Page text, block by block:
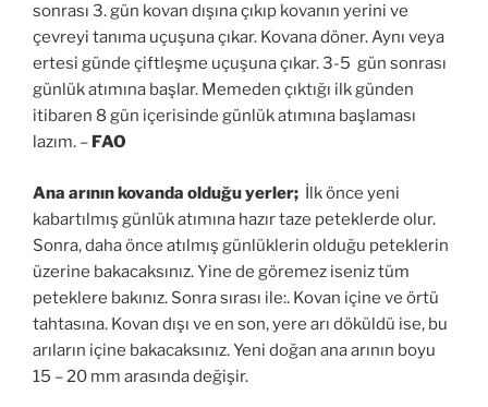
sonrası 3. gün kovan dışına çıkıp kovanın yerini ve
çevreyi tanıma uçuşuna çıkar. Kovana döner. Aynı veya
ertesi günde çiftleşme uçuşuna çıkar. 3-5 gün sonrası
günlük atımına başlar. Memeden çıktığı ilk günden
itibaren 8 gün içerisinde günlük atımına başlaması
lazım. – FAO
Ana arının kovanda olduğu yerler; İlk önce yeni
kabartılmış günlük atımına hazır taze peteklerde olur.
Sonra, daha önce atılmış günlüklerin olduğu peteklerin
üzerine bakacaksınız. Yine de göremez iseniz tüm
peteklere bakınız. Sonra sırası ile:. Kovan içine ve örtü
tahtasına. Kovan dışı ve en son, yere arı döküldü ise, bu
arıların içine bakacaksınız. Yeni doğan ana arının boyu
15 – 20 mm arasında değişir.